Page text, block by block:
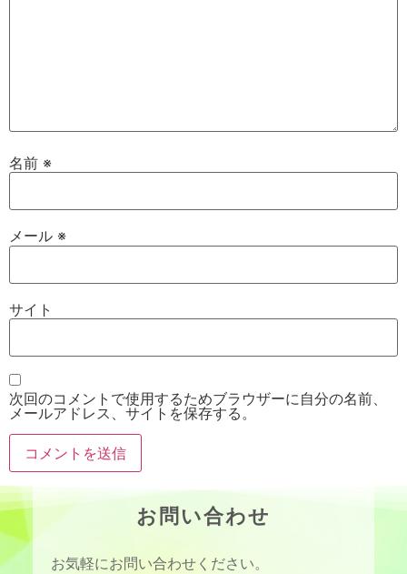
名前 ※
メール ※
サイト
次回のコメントで使用するためブラウザーに自分の名前、
メールアドレス、サイトを保存する。
お問い合わせ
お気軽にお問い合わせください。